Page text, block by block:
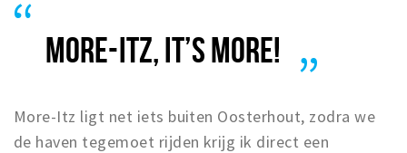
MORE-ITZ, IT’S MORE!
More-Itz ligt net iets buiten Oosterhout, zodra we
de haven tegemoet rijden krijg ik direct een